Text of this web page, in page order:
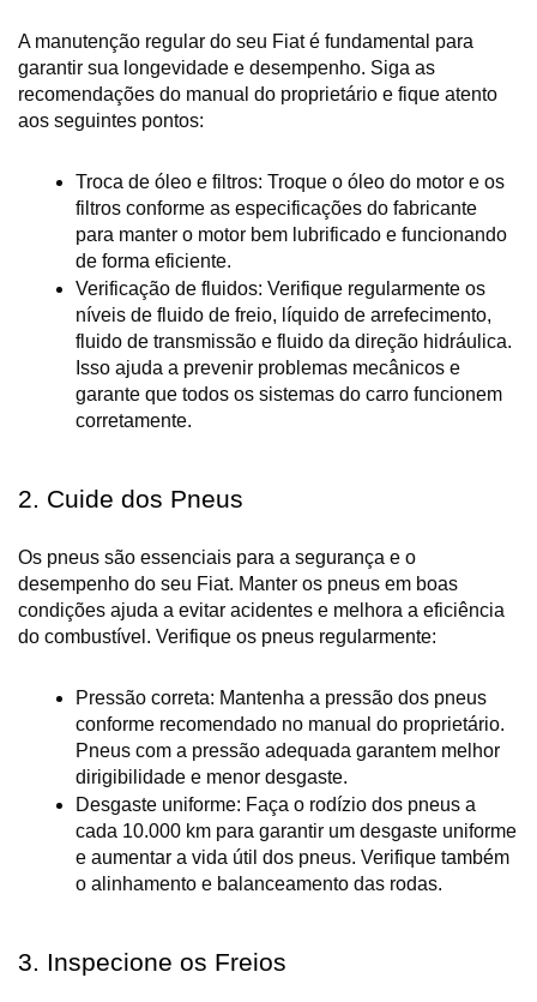
A manutenção regular do seu Fiat é fundamental para
garantir sua longevidade e desempenho. Siga as
recomendações do manual do proprietário e fique atento
aos seguintes pontos:
Troca de óleo e filtros: Troque o óleo do motor e os
filtros conforme as especificações do fabricante
para manter o motor bem lubrificado e funcionando
de forma eficiente.
Verificação de fluidos: Verifique regularmente os
níveis de fluido de freio, líquido de arrefecimento,
fluido de transmissão e fluido da direção hidráulica.
Isso ajuda a prevenir problemas mecânicos e
garante que todos os sistemas do carro funcionem
corretamente.
2. Cuide dos Pneus
Os pneus são essenciais para a segurança e o
desempenho do seu Fiat. Manter os pneus em boas
condições ajuda a evitar acidentes e melhora a eficiência
do combustível. Verifique os pneus regularmente:
Pressão correta: Mantenha a pressão dos pneus
conforme recomendado no manual do proprietário.
Pneus com a pressão adequada garantem melhor
dirigibilidade e menor desgaste.
Desgaste uniforme: Faça o rodízio dos pneus a
cada 10.000 km para garantir um desgaste uniforme
e aumentar a vida útil dos pneus. Verifique também
o alinhamento e balanceamento das rodas.
3. Inspecione os Freios